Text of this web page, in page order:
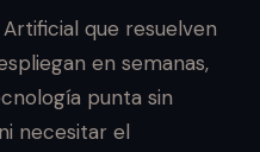
que resuelven
en semanas,
punta sin
necesitar el